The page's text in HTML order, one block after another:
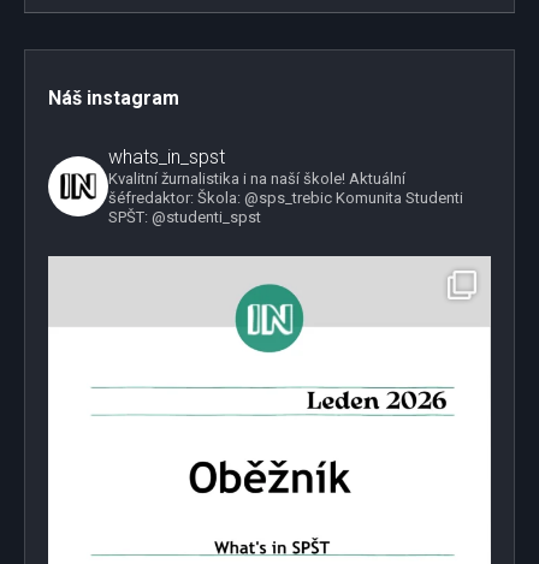
Náš instagram
whats_in_spst
Kvalitní žurnalistika i na naší škole! Aktuální
šéfredaktor: Škola: @sps_trebic Komunita Studenti
SPŠT: @studenti_spst